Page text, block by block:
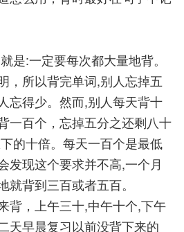
是:一定要每次都大量地背。
，所以背完单词,别人忘掉五
忘得少。然而,别人每天背十
一百个，忘掉五分之还剩八十
的十倍。每天一百个是最低
发现这个要求并不高,一个月
就背到三百或者五百。
背，上午三十,中午十个,下午
天早晨复习以前没背下来的